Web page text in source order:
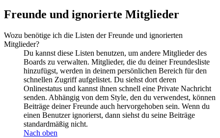
Freunde und ignorierte Mitglieder
Wozu benötige ich die Listen der Freunde und ignorierten
Mitglieder?
Du kannst diese Listen benutzen, um andere Mitglieder des
Boards zu verwalten. Mitglieder, die du deiner Freundesliste
hinzufügst, werden in deinem persönlichen Bereich für den
schnellen Zugriff aufgelistet. Du siehst dort deren
Onlinestatus und kannst ihnen schnell eine Private Nachricht
senden. Abhängig von dem Style, den du verwendest, können
Beiträge deiner Freunde auch hervorgehoben sein. Wenn du
einen Benutzer ignorierst, dann siehst du seine Beiträge
standardmäßig nicht.
Nach oben